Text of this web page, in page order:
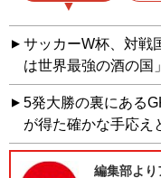
サッカーW杯、対戦
は世界最強の酒の国」
5発大勝の裏にある
が得た確かな手応え